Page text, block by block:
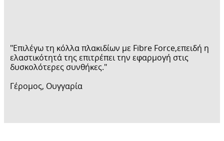
"Επιλέγω τη κόλλα πλακιδίων με Fibre Force,επειδή η
ελαστικότητά της επιτρέπει την εφαρμογή στις
δυσκολότερες συνθήκες."
Γέρομος, Ουγγαρία